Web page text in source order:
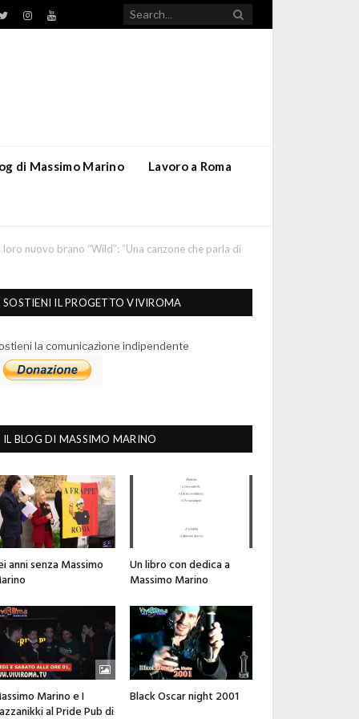
TwitterInstagramYouTube
di Massimo Marino Lavoro a Roma
nuovo brano “Wild”: “Una canzone che parla di
SOSTIENI IL PROGETTO VIVIROMA
la comunicazione indipendente
IL BLOG DI MASSIMO MARINO
anni senza Massimo
Un libro con dedica a
Massimo Marino
Marino e I
al Pride Pub di
Black Oscar night 2001